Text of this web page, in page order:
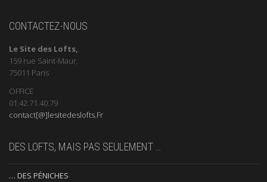
CONTACTEZ-NOUS
Le Site des Lofts,
159 rue Saint-Maur,
75011 Paris
OFFICE
01.42.71.40.79
contact[@]lesitedeslofts.Fr
DES LOFTS, MAIS PAS SEULEMENT …
… DES PÉNICHES